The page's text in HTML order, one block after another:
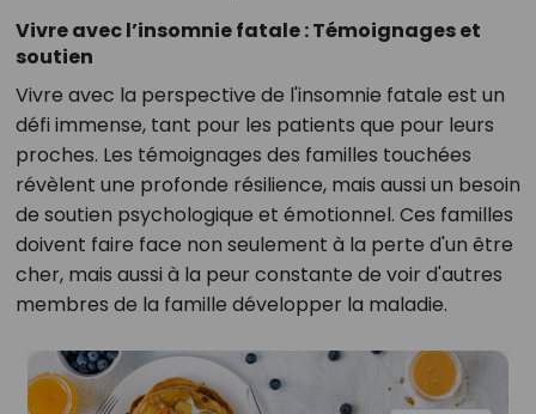
Vivre avec l’insomnie fatale : Témoignages et
soutien
Vivre avec la perspective de l'insomnie fatale est un
défi immense, tant pour les patients que pour leurs
proches. Les témoignages des familles touchées
révèlent une profonde résilience, mais aussi un besoin
de soutien psychologique et émotionnel. Ces familles
doivent faire face non seulement à la perte d'un être
cher, mais aussi à la peur constante de voir d'autres
membres de la famille développer la maladie.